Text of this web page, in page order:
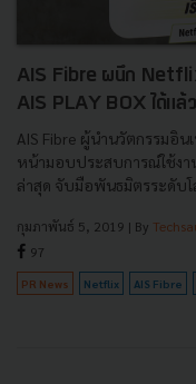
AIS Fibre ผนึก
AIS PLAY BOX ได้แล้ว
AIS Fibre ผู้นำนวัตกรรมอิน
หน้ามอบประสบการณ์ใช้งา
ล่าสุด จับมือพันธมิตรระดับโ
กุมภาพันธ์ 5, 2019 | By
97
PR News Netflix AIS Fibre